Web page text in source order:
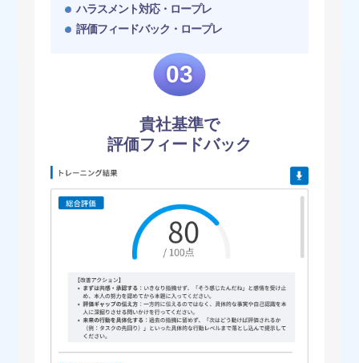
ハラスメント対応・ロープレ
評価フィードバック・ロープレ
03
貴社基準で
評価フィードバック